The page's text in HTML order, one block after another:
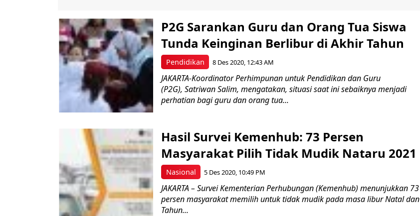
Pendidikan
P2G Sarankan Guru dan Orang Tua Siswa
Tunda Keinginan Berlibur di Akhir Tahun
8 Des 2020, 12:43 AM
JAKARTA-Koordinator Perhimpunan untuk Pendidikan dan Guru
(P2G), Satriwan Salim, mengatakan, situasi saat ini sebaiknya menjadi
perhatian bagi guru dan orang tua...
Nasional
Hasil Survei Kemenhub: 73 Persen
Masyarakat Pilih Tidak Mudik Nataru 2021
5 Des 2020, 10:49 PM
JAKARTA – Survei Kementerian Perhubungan (Kemenhub) menunjukkan 73
persen masyarakat memilih untuk tidak mudik pada masa libur Natal dan
Tahun...